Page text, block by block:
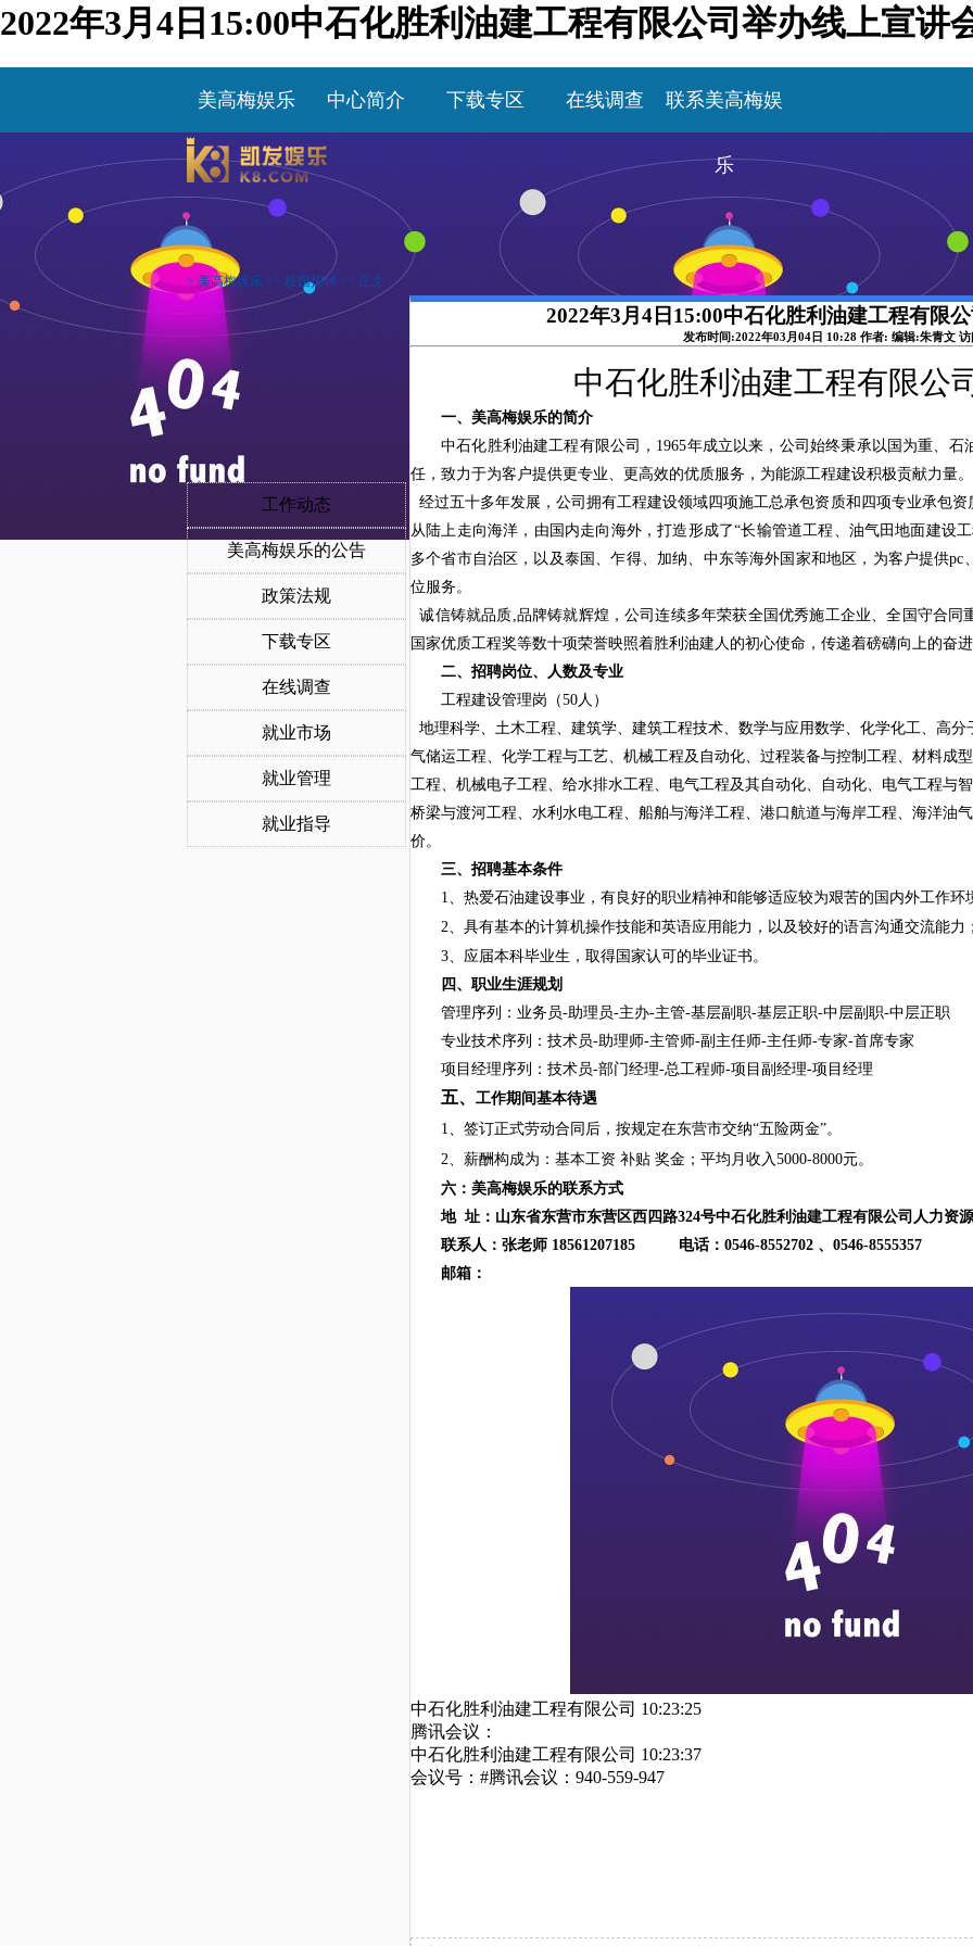
2022年3月4日15:00中石化胜利油建工程有限公司举办线上宣讲
美高梅娱乐 中心简介 下载专区 在线调查 联系美高梅娱
乐
> 美高梅娱乐 >> 校园招聘 >> 正文
工作动态
美高梅娱乐的公告
政策法规
下载专区
在线调查
就业市场
就业管理
就业指导
2022年3月4日15:00中石化胜利油建工程有限
发布时间:2022年03月04日 10:28 作者: 编辑:朱青文
中石化胜利油建工程有限公
一、美高梅娱乐的简介
中石化胜利油建工程有限公司， 1965年成立以来，公司始终秉承以国为重、
任，致力于为客户提供更专业、更高效的优质服务，为能源工程建设积极贡献力量。
经过五十多年发展，公司拥有工程建设领域四项施工总承包资质和四项专业承包
从陆上走向海洋，由国内走向海外，打造形成了“长输管道工程、油气田地面建设
多个省市自治区，以及泰国、乍得、加纳、中东等海外国家和地区，为客户提供pc
位服务。
诚信铸就品质,品牌铸就辉煌，公司连续多年荣获全国优秀施工企业、全国守合同
国家优质工程奖等数十项荣誉映照着胜利油建人的初心使命，传递着磅礴向上的奋
二、招聘岗位、人数及专业
工程建设管理岗（50人）
地理科学、土木工程、建筑学、建筑工程技术、数学与应用数学、化学化工、高
气储运工程、化学工程与工艺、机械工程及自动化、过程装备与控制工程、材料成
工程、机械电子工程、给水排水工程、电气工程及其自动化、自动化、电气工程与
桥梁与渡河工程、水利水电工程、船舶与海洋工程、港口航道与海岸工程、海洋油
价。
三、招聘基本条件
1、 热爱石油建设事业，有良好的职业精神和能够适应较为艰苦的国内外工作环
2、具有基本的计算机操作技能和英语应用能力，以及较好的语言沟通交流能力
3、应届本科毕业生，取得国家认可的毕业证书。
四、职业生涯规划
管理序列：业务员-助理员-主办-主管-基层副职-基层正职-中层副职-中层正职
专业技术序列：技术员-助理师-主管师-副主任师-主任师-专家-首席专家
项目经理序列：技术员-部门经理-总工程师-项目副经理-项目经理
五、 工作期间基本待遇
1、签订正式劳动合同后， 按规定在东营市交纳“五 险两金”。
2、薪酬构成为：基本工资 补贴 奖金；平均月收入5000-8000元。
六：美高梅娱乐的联系方式
地址：山东省东营市东营区西四路324号中石化胜利油建工程有限公司人力资
联系人：张老师 18561207185 电话：0546-8552702 、0546-8555357
邮箱：
中石化胜利油建工程有限公司 10:23:25
腾讯会议：
中石化胜利油建工程有限公司 10:23:37
会议号：#腾讯会议：940-559-947